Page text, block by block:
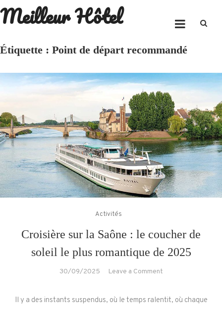
Skip
to
Meilleur Hôtel
Étiquette : Point de départ recommandé
Activités
Croisière sur la Saône : le coucher de
soleil le plus romantique de 2025
30/09/2025 Leave a Commenton
sur
Il y a des instants suspendus, où le temps ralentit, où chaque